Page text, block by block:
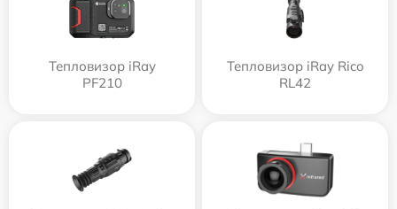
Тепловизор iRay
PF210
Тепловизор iRay Rico
RL42